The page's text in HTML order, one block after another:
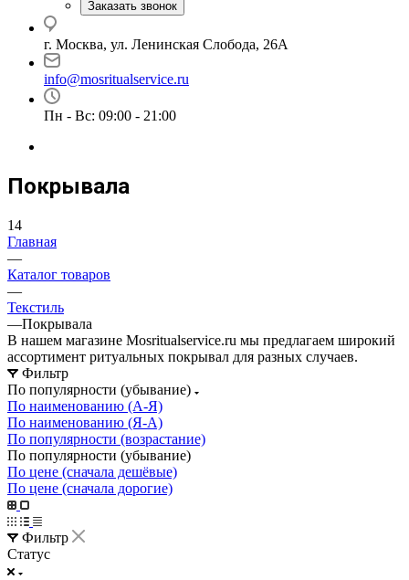
Заказать звонок
г. Москва, ул. Ленинская Слобода, 26А
info@mosritualservice.ru
Пн - Вс: 09:00 - 21:00
Покрывала
14
Главная
—
Каталог товаров
—
Текстиль
—Покрывала
В нашем магазине Mosritualservice.ru мы предлагаем широкий
ассортимент ритуальных покрывал для разных случаев.
Фильтр
По популярности (убывание)
По наименованию (А-Я)
По наименованию (Я-А)
По популярности (возрастание)
По популярности (убывание)
По цене (сначала дешёвые)
По цене (сначала дорогие)
Фильтр
Статус